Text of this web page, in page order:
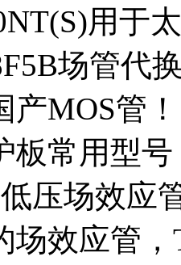
用于
场管代
MOS管！
板常用型
压场效应
场效应管